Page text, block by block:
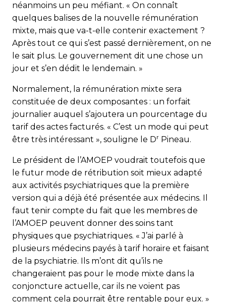
néanmoins un peu méfiant. « On connaît
quelques balises de la nouvelle rémunération
mixte, mais que va-t-elle contenir exactement ?
Après tout ce qui s’est passé dernièrement, on ne
le sait plus. Le gouvernement dit une chose un
jour et s’en dédit le lendemain. »
Normalement, la rémunération mixte sera
constituée de deux composantes : un forfait
journalier auquel s’ajoutera un pourcentage du
tarif des actes facturés. « C’est un mode qui peut
être très intéressant », souligne le Dr Pineau.
Le président de l’AMOEP voudrait toutefois que
le futur mode de rétribution soit mieux adapté
aux activités psychiatriques que la première
version qui a déjà été présentée aux médecins. Il
faut tenir compte du fait que les membres de
l’AMOEP peuvent donner des soins tant
physiques que psychiatriques. « J’ai parlé à
plusieurs médecins payés à tarif horaire et faisant
de la psychiatrie. Ils m’ont dit qu’ils ne
changeraient pas pour le mode mixte dans la
conjoncture actuelle, car ils ne voient pas
comment cela pourrait être rentable pour eux. »